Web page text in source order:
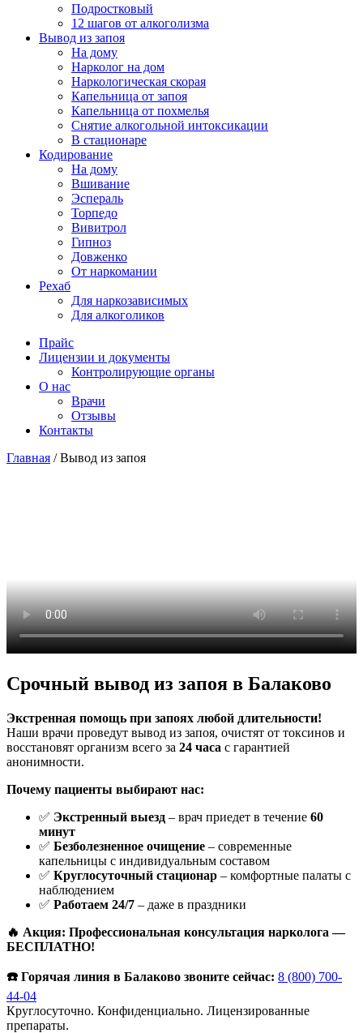
Подростковый
12 шагов от алкоголизма
Вывод из запоя
На дому
Нарколог на дом
Наркологическая скорая
Капельница от запоя
Капельница от похмелья
Снятие алкогольной интоксикации
В стационаре
Кодирование
На дому
Вшивание
Эспераль
Торпедо
Вивитрол
Гипноз
Довженко
От наркомании
Рехаб
Для наркозависимых
Для алкоголиков
Прайс
Лицензии и документы
Контролирующие органы
О нас
Врачи
Отзывы
Контакты
Главная /Вывод из запоя
Срочный вывод из запоя в Балаково
Экстренная помощь при запоях любой длительности!
Наши врачи проведут вывод из запоя, очистят от токсинов и
восстановят организм всего за 24 часа с гарантией
анонимности.
Почему пациенты выбирают нас:
✅ Экстренный выезд – врач приедет в течение 60
минут
✅ Безболезненное очищение – современные
капельницы с индивидуальным составом
✅ Круглосуточный стационар – комфортные палаты с
наблюдением
✅ Работаем 24/7 – даже в праздники
🔥 Акция: Профессиональная консультация нарколога —
БЕСПЛАТНО!
☎️ Горячая линия в Балаково звоните сейчас: 8 (800) 700-
44-04
Круглосуточно. Конфиденциально. Лицензированные
препараты.